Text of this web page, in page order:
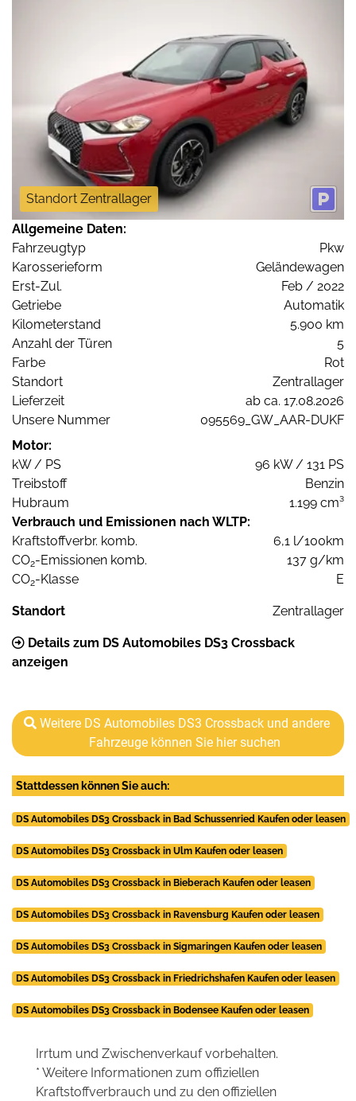
Standort Zentrallager
Allgemeine Daten:
Fahrzeugtyp
Pkw
Karosserieform
Geländewagen
Erst-Zul.
Feb / 2022
Getriebe
Automatik
Kilometerstand
5.900 km
Anzahl der Türen
5
Farbe
Rot
Standort
Zentrallager
Lieferzeit
ab ca. 17.08.2026
Unsere Nummer
095569_GW_AAR-DUKF
Motor:
kW / PS
96 kW / 131 PS
Treibstoff
Benzin
Hubraum
1.199 cm³
Verbrauch und Emissionen nach WLTP:
Kraftstoffverbr. komb.
6,1 l/100km
CO2-Emissionen komb.
137 g/km
CO2-Klasse E
Standort Zentrallager
Details zum DS Automobiles DS3 Crossback
anzeigen
Weitere DS Automobiles DS3 Crossback und andere
Fahrzeuge können Sie hier suchen
Stattdessen können Sie auch:
DS Automobiles DS3 Crossback in Bad Schussenried Kaufen oder leasen
DS Automobiles DS3 Crossback in Ulm Kaufen oder leasen
DS Automobiles DS3 Crossback in Bieberach Kaufen oder leasen
DS Automobiles DS3 Crossback in Ravensburg Kaufen oder leasen
DS Automobiles DS3 Crossback in Sigmaringen Kaufen oder leasen
DS Automobiles DS3 Crossback in Friedrichshafen Kaufen oder leasen
DS Automobiles DS3 Crossback in Bodensee Kaufen oder leasen
Irrtum und Zwischenverkauf vorbehalten.
* Weitere Informationen zum offiziellen
Kraftstoffverbrauch und zu den offiziellen